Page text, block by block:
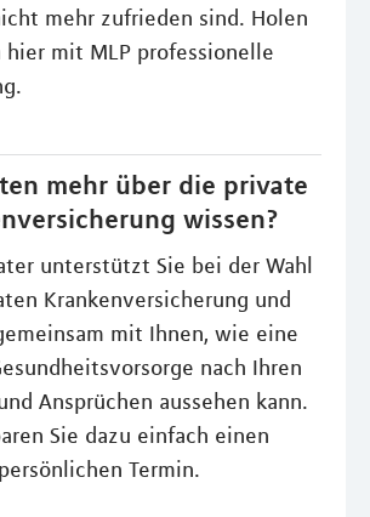
mehr zufrieden sind. Holen
hier mit MLP professionelle
mehr über die private
wissen?
unterstützt Sie bei der Wahl
Krankenversicherung und
mit Ihnen, wie eine
nach Ihren
Ansprüchen aussehen kann.
Sie dazu einfach einen
persönlichen Termin.